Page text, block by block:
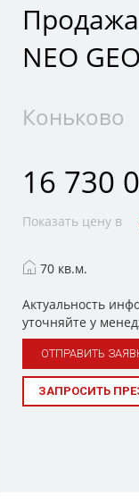
NEO GEO
Коньково
16 730
Показать цену в
70 кв.м.
Актуальность
уточняйте у
ОТПРАВИТЬ
ЗАПРОСИТЬ